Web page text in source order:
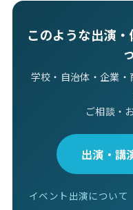
このような出演
学校・自治体・企業
ご相談・
出演・講
イベント出演について